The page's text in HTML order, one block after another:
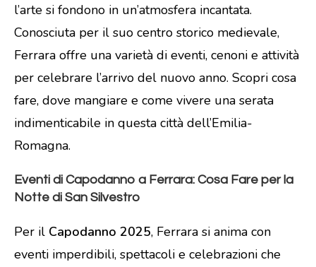
l’arte si fondono in un’atmosfera incantata.
Conosciuta per il suo centro storico medievale,
Ferrara offre una varietà di eventi, cenoni e attività
per celebrare l’arrivo del nuovo anno. Scopri cosa
fare, dove mangiare e come vivere una serata
indimenticabile in questa città dell’Emilia-
Romagna.
Eventi di Capodanno a Ferrara: Cosa Fare per la
Notte di San Silvestro
Per il Capodanno 2025, Ferrara si anima con
eventi imperdibili, spettacoli e celebrazioni che